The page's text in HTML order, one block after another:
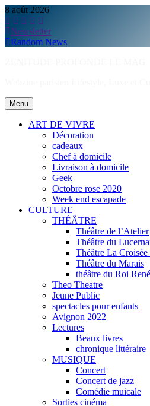
Skip
to
content
8 août 2026
Newsletter
Random News
Menu
ART DE VIVRE
Décoration
cadeaux
Chef à domicile
Livraison à domicile
Geek
Octobre rose 2020
Week end escapade
CULTURE
THÉÂTRE
Théâtre de l’Atelier
Théâtre du
Théâtre La Croisée
Théâtre du Marais
théâtre du Roi René
Theo Theatre
Jeune Public
spectacles pour enfants
Avignon 2022
Lectures
Beaux livres
chronique littéraire
MUSIQUE
Concert
Concert de jazz
Comédie muicale
Sorties cinéma